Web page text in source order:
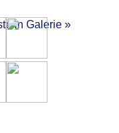
in Galerie »